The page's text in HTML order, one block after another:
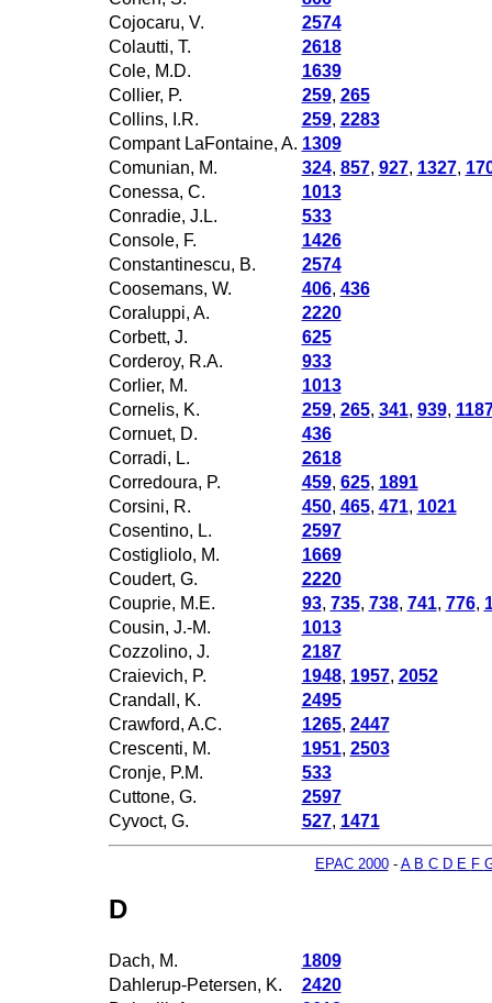
Cojocaru, V.
2574
Colautti, T.
2618
Cole, M.D.
1639
Collier, P.
259, 265
Collins, I.R.
259, 2283
Compant LaFontaine, A. 1309
Comunian, M.
324, 857, 927, 1327,
Conessa, C.
1013
Conradie, J.L.
533
Console, F.
1426
Constantinescu, B.
2574
Coosemans, W.
406, 436
Coraluppi, A.
2220
Corbett, J.
625
Corderoy, R.A.
933
Corlier, M.
1013
Cornelis, K.
259, 265, 341, 939,
Cornuet, D.
436
Corradi, L.
2618
Corredoura, P.
459, 625, 1891
Corsini, R.
450, 465, 471, 1021
Cosentino, L.
2597
Costigliolo, M.
1669
Coudert, G.
2220
Couprie, M.E.
93, 735, 738, 741, 776,
Cousin, J.-M.
1013
Cozzolino, J.
2187
Craievich, P.
1948, 1957, 2052
Crandall, K.
2495
Crawford, A.C.
1265, 2447
Crescenti, M.
1951, 2503
Cronje, P.M.
533
Cuttone, G.
2597
Cyvoct, G.
527, 1471
EPAC 2000- A B C D E F
D
Dach, M.
1809
Dahlerup-Petersen, K.
2420